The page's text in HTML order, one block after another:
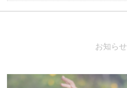
お知らせ